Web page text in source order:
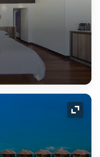
展开